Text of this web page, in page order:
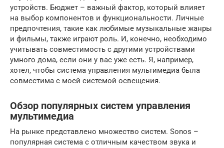
устройств. Бюджет – важный фактор, который влияет
на выбор компонентов и функциональности. Личные
предпочтения, такие как любимые музыкальные жанры
и фильмы, также играют роль. И, конечно, необходимо
учитывать совместимость с другими устройствами
умного дома, если они у вас уже есть. Я, например,
хотел, чтобы система управления мультимедиа была
совместима с моей системой освещения.
Обзор популярных систем управления
мультимедиа
На рынке представлено множество систем. Sonos –
популярная система с отличным качеством звука и